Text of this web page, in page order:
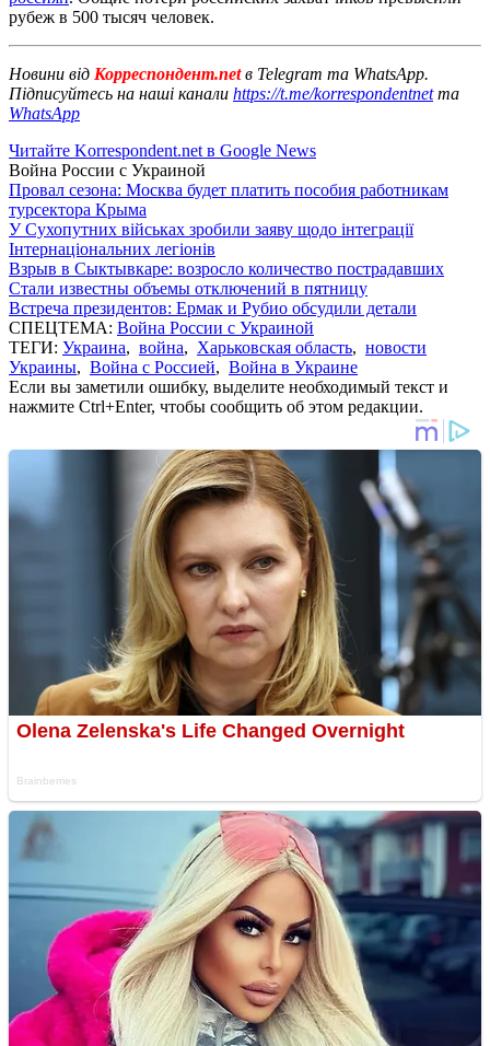
рубеж в 500 тысяч человек.
Новини від Корреспондент.netв Telegram та WhatsApp.
Підписуйтесь на наші канали https://t.me/korrespondentnetта
WhatsApp
Читайте Korrespondent.net в Google News
Война России с Украиной
Провал сезона: Москва будет платить пособия работникам
турсектора Крыма
У Сухопутних військах зробили заяву щодо інтеграції
Інтернаціональних легіонів
Взрыв в Сыктывкаре: возросло количество пострадавших
Стали известны объемы отключений в пятницу
Встреча президентов: Ермак и Рубио обсудили детали
СПЕЦТЕМА: Война России с Украиной
ТЕГИ: Украина, война, Харьковская область, новости
Украины, Война с Россией, Война в Украине
Если вы заметили ошибку, выделите необходимый текст и
нажмите Ctrl+Enter, чтобы сообщить об этом редакции.